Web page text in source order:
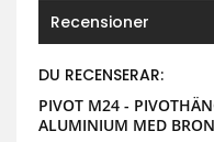
Recensioner
DU RECENSERAR:
PIVOT M24 -
ALUMINIUM MED